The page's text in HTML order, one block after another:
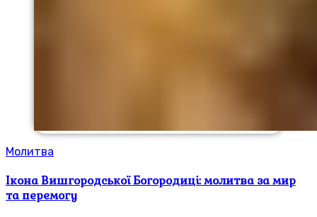
Молитва
Ікона Вишгородської Богородиці: молитва за мир
та перемогу